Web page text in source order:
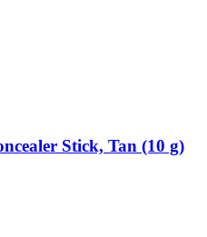
Stick, Tan (10 g)